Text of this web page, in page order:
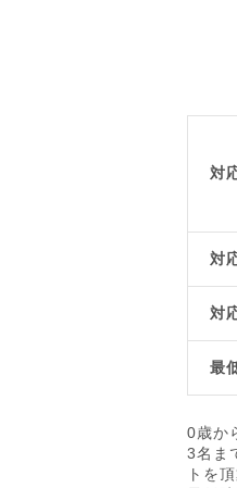
対
対
対
最
0歳か
3名ま
トを